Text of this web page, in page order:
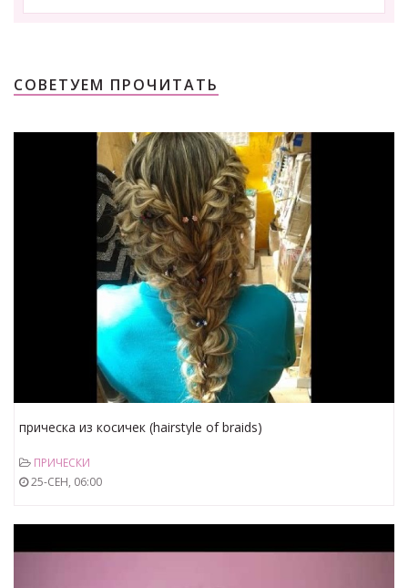
СОВЕТУЕМ ПРОЧИТАТЬ
прическа из косичек (hairstyle of braids)
ПРИЧЕСКИ
25-СЕН, 06:00